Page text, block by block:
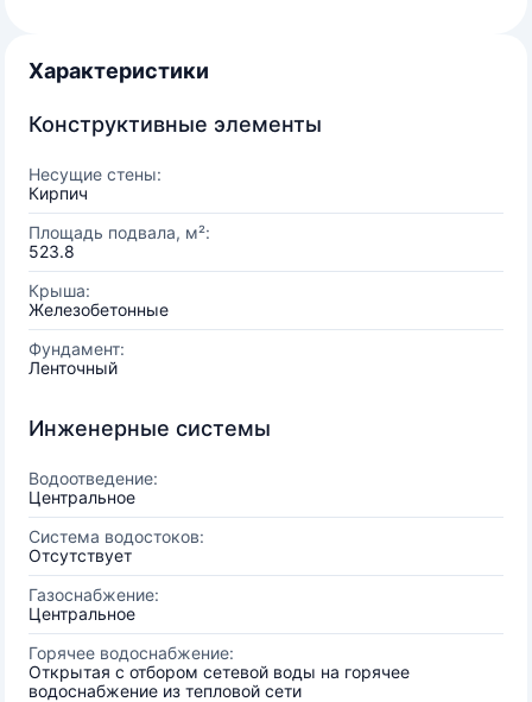
Характеристики
Конструктивные элементы
Несущие стены:
Кирпич
Площадь подвала, м²:
523.8
Крыша:
Железобетонные
Фундамент:
Ленточный
Инженерные системы
Водоотведение:
Центральное
Система водостоков:
Отсутствует
Газоснабжение:
Центральное
Горячее водоснабжение:
Открытая с отбором сетевой воды на горячее
водоснабжение из тепловой сети